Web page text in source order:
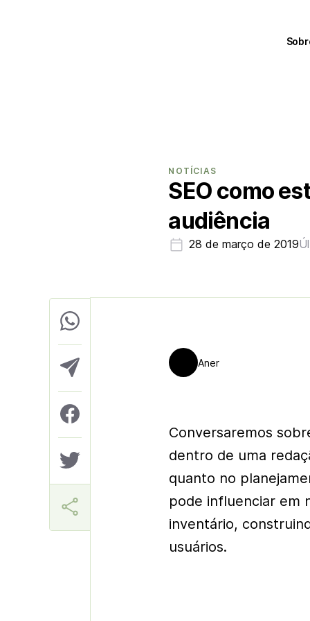
NOTÍCIAS
SEO como
audiência
28 de março de 2019
Aner
Conversaremos
dentro de uma
quanto no
pode influenciar em
inventário,
usuários.